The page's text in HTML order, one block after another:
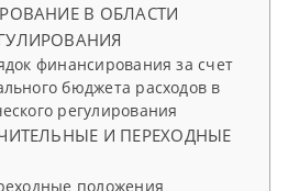
В ОБЛАСТИ
финансирования за счет
бюджета расходов в
регулирования
И ПЕРЕХОДНЫЕ
положения